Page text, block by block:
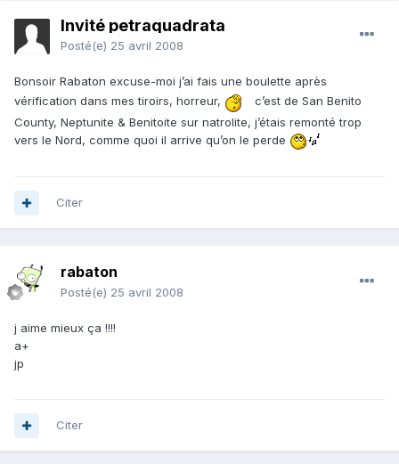
Invité petraquadrata
Posté(e) 25 avril 2008
Bonsoir Rabaton excuse-moi j’ai fais une boulette après
vérification dans mes tiroirs, horreur,
c’est de San Benito
County, Neptunite & Benitoite sur natrolite, j’étais remonté trop
vers le Nord, comme quoi il arrive qu’on le perde
Citer
rabaton
Posté(e) 25 avril 2008
j aime mieux ça !!!!
a+
jp
Citer